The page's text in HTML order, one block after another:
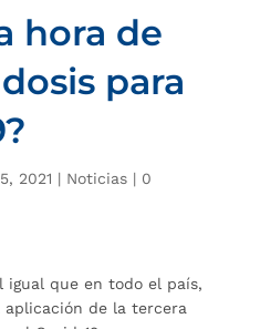
hora de
para
2021 | Noticias| 0
igual que en todo el país,
aplicación de la tercera